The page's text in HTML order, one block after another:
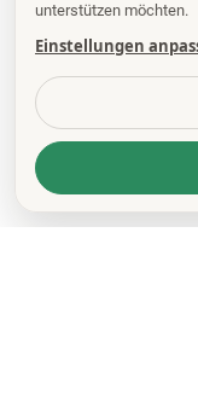
unterstützen möchten.
Einstellungen